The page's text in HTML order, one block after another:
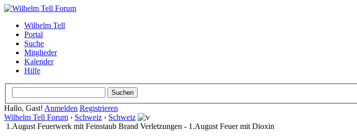
Wilhelm Tell
Portal
Suche
Mitglieder
Kalender
Hilfe
Hallo, Gast! Anmelden Registrieren
Wilhelm Tell Forum › Schweiz › Schweiz
1.August Feuerwerk mit Feinstaub Brand Verletzungen - 1.August Feuer mit Dioxin